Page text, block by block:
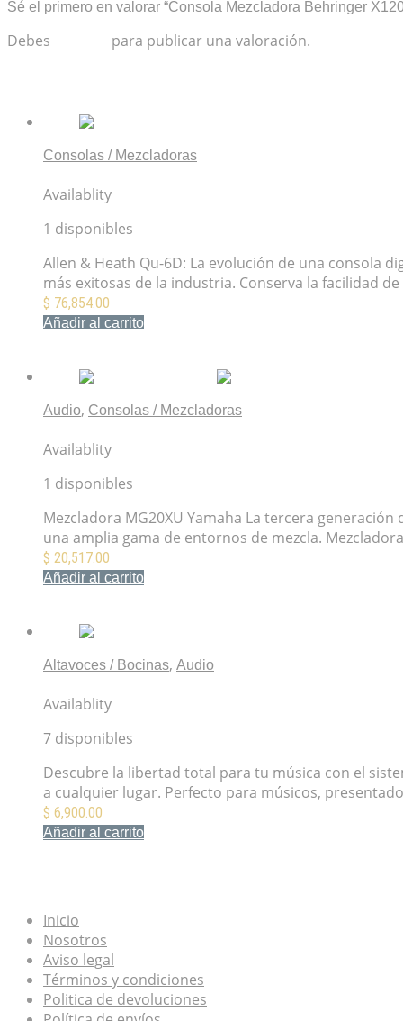
Sé el primero en valorar “Consola Mezcladora Behringer
Debes para publicar una valoración.
Consolas / Mezcladoras
Availablity
1 disponibles
Allen & Heath Qu-6D: La evolución de una consola
más exitosas de la industria. Conserva la facilidad
$ 76,854.00
Añadir al carrito
Audio, Consolas / Mezcladoras
Availablity
1 disponibles
Mezcladora MG20XU Yamaha La tercera
una amplia gama de entornos de mezcla.
$ 20,517.00
Añadir al carrito
Altavoces / Bocinas, Audio
Availablity
7 disponibles
Descubre la libertad total para tu música con el
a cualquier lugar. Perfecto para músicos,
$ 6,900.00
Añadir al carrito
Inicio
Nosotros
Aviso legal
Términos y condiciones
Politica de devoluciones